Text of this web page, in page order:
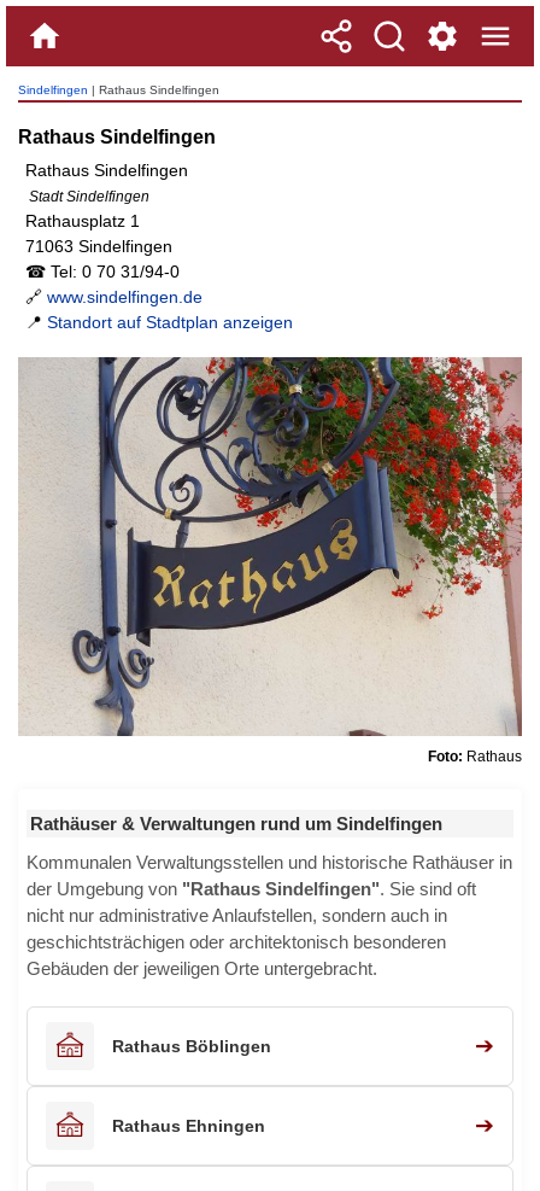
Sindelfingen | Rathaus Sindelfingen
Rathaus Sindelfingen
Rathaus Sindelfingen
Stadt Sindelfingen
Rathausplatz 1
71063 Sindelfingen
☎ Tel: 0 70 31/94-0
🔗 www.sindelfingen.de
📍 Standort auf Stadtplan anzeigen
Foto: Rathaus
Rathäuser & Verwaltungen rund um Sindelfingen
Kommunalen Verwaltungsstellen und historische Rathäuser in
der Umgebung von "Rathaus Sindelfingen". Sie sind oft
nicht nur administrative Anlaufstellen, sondern auch in
geschichtsträchigen oder architektonisch besonderen
Gebäuden der jeweiligen Orte untergebracht.
Rathaus Böblingen ➔
Rathaus Ehningen ➔